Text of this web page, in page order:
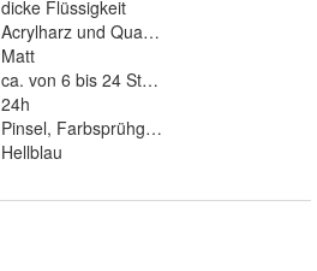
dicke Flüssigkeit
Acrylharz und Quarzsand
Matt
ca. von 6 bis 24 Stunden
24h
Pinsel, Farbsprühgerät, Roller
Hellblau